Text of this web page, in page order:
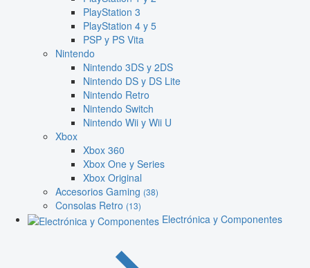
PlayStation 3
PlayStation 4 y 5
PSP y PS Vita
Nintendo
Nintendo 3DS y 2DS
Nintendo DS y DS Lite
Nintendo Retro
Nintendo Switch
Nintendo Wii y Wii U
Xbox
Xbox 360
Xbox One y Series
Xbox Original
Accesorios Gaming (38)
Consolas Retro (13)
Electrónica y Componentes